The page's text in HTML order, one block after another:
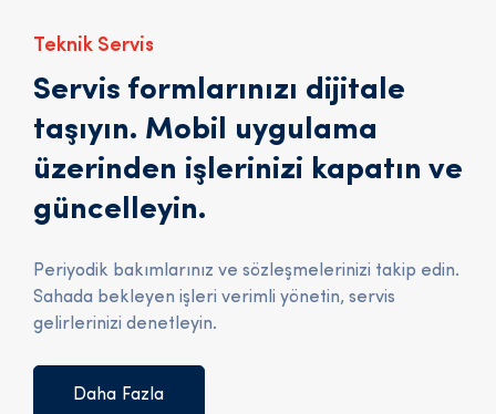
Teknik Servis
Servis formlarınızı dijitale
taşıyın. Mobil uygulama
üzerinden işlerinizi kapatın ve
güncelleyin.
Periyodik bakımlarınız ve sözleşmelerinizi takip edin.
Sahada bekleyen işleri verimli yönetin, servis
gelirlerinizi denetleyin.
Daha Fazla